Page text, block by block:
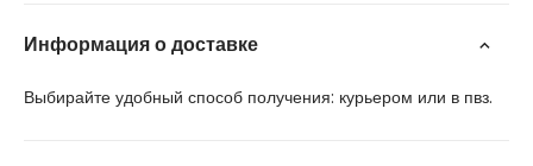
Информация о доставке
Выбирайте удобный способ получения: курьером или в пвз.